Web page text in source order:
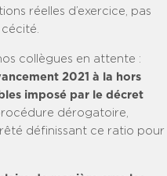
réelles d’exercice, pas
collègues en attente :
2021 à la hors
s imposé par le décret
dérogatoire,
définissant ce ratio pour